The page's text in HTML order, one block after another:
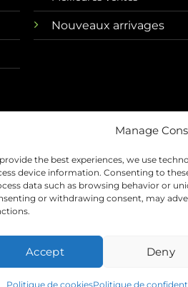
Manage
the best experiences, we use
device information. Consenting to
data such as browsing behavior or
or withdrawing consent, may
Accept Deny
Politique de cookiesPolitique de
Nouveaux arrivages
Conditions Vie privée